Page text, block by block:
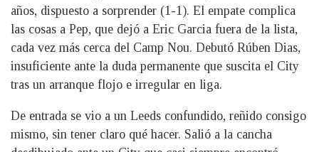
años, dispuesto a sorprender (1-1). El empate complica
las cosas a Pep, que dejó a Eric Garcia fuera de la lista,
cada vez más cerca del Camp Nou. Debutó Rúben Dias,
insuficiente ante la duda permanente que suscita el City
tras un arranque flojo e irregular en liga.
De entrada se vio a un Leeds confundido, reñido consigo
mismo, sin tener claro qué hacer. Salió a la cancha